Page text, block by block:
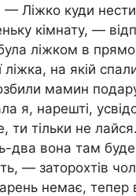
— Ліжко куди
кімнату, —
ліжком в
ліжка, на якій
мамин
я, нарешті,
ти тільки не
два вона там
— заторохтів
немає, тепер